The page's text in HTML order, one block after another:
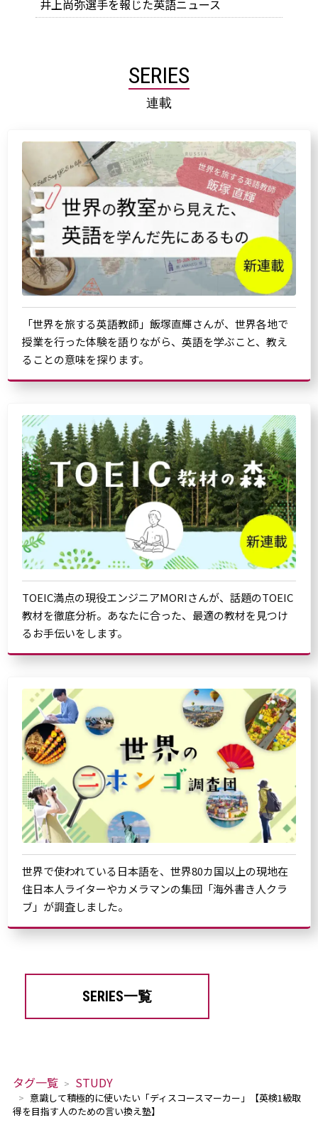
井上尚弥選手を報じた英語ニュース
SERIES
連載
「世界を旅する英語教師」飯塚直輝さんが、世界各地で
授業を行った体験を語りながら、英語を学ぶこと、教え
ることの意味を探ります。
TOEIC満点の現役エンジニアMORIさんが、話題のTOEIC
教材を徹底分析。あなたに合った、最適の教材を見つけ
るお手伝いをします。
世界で使われている日本語を、世界80カ国以上の現地在
住日本人ライターやカメラマンの集団「海外書き人クラ
ブ」が調査しました。
SERIES一覧
タグ一覧 STUDY
意識して積極的に使いたい「ディスコースマーカー」【英検1級取
得を目指す人のための言い換え塾】